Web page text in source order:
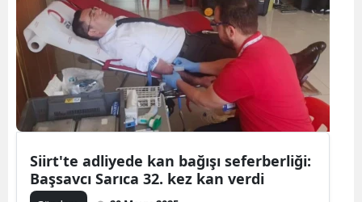
Siirt'te adliyede kan bağışı seferberliği:
Başsavcı Sarıca 32. kez kan verdi